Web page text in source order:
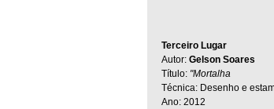
Terceiro Lugar
Autor: Gelson Soares
Título: "Mortalha
Técnica: Desenho e
Ano: 2012